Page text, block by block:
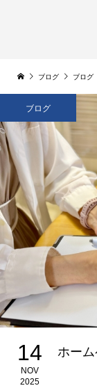
ブログ ブログ
ブログ
14
NOV
2025
ホーム